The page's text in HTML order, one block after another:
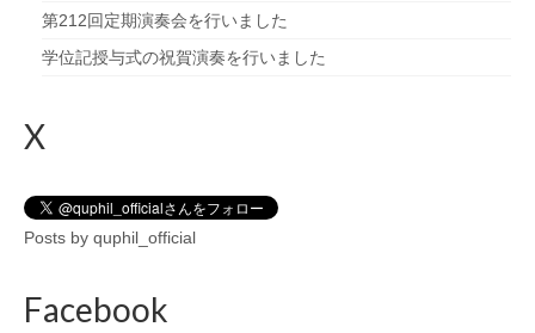
第212回定期演奏会を行いました
学位記授与式の祝賀演奏を行いました
X
Posts by quphil_official
Facebook